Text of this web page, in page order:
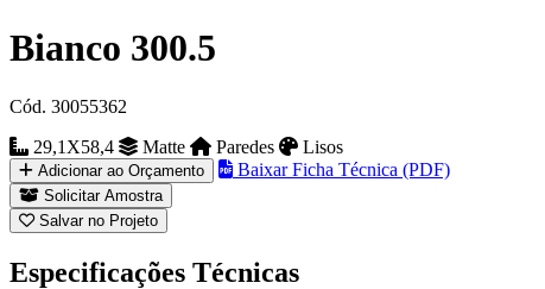
Bianco 300.5
Cód. 30055362
29,1X58,4
Matte Paredes Lisos
Adicionar ao Orçamento Baixar Ficha Técnica (PDF)
Solicitar Amostra
Salvar no Projeto
Especificações Técnicas